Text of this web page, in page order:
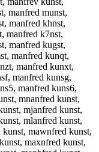
manfred munst,
manfred khnst,
manfred k7nst,
manfred kugst,
manfred kunqt,
manfred kunxt,
manfred kunsg,
manfred kuns6,
mnanfred kunst,
mjanfred kunst,
mlanfred kunst,
mawnfred kunst,
maxnfred kunst,